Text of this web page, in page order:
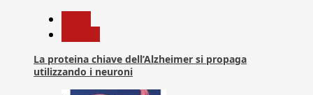
La proteina chiave dell’Alzheimer si propaga
utilizzando i neuroni